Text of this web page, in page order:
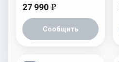
27 990 e
Сообщить